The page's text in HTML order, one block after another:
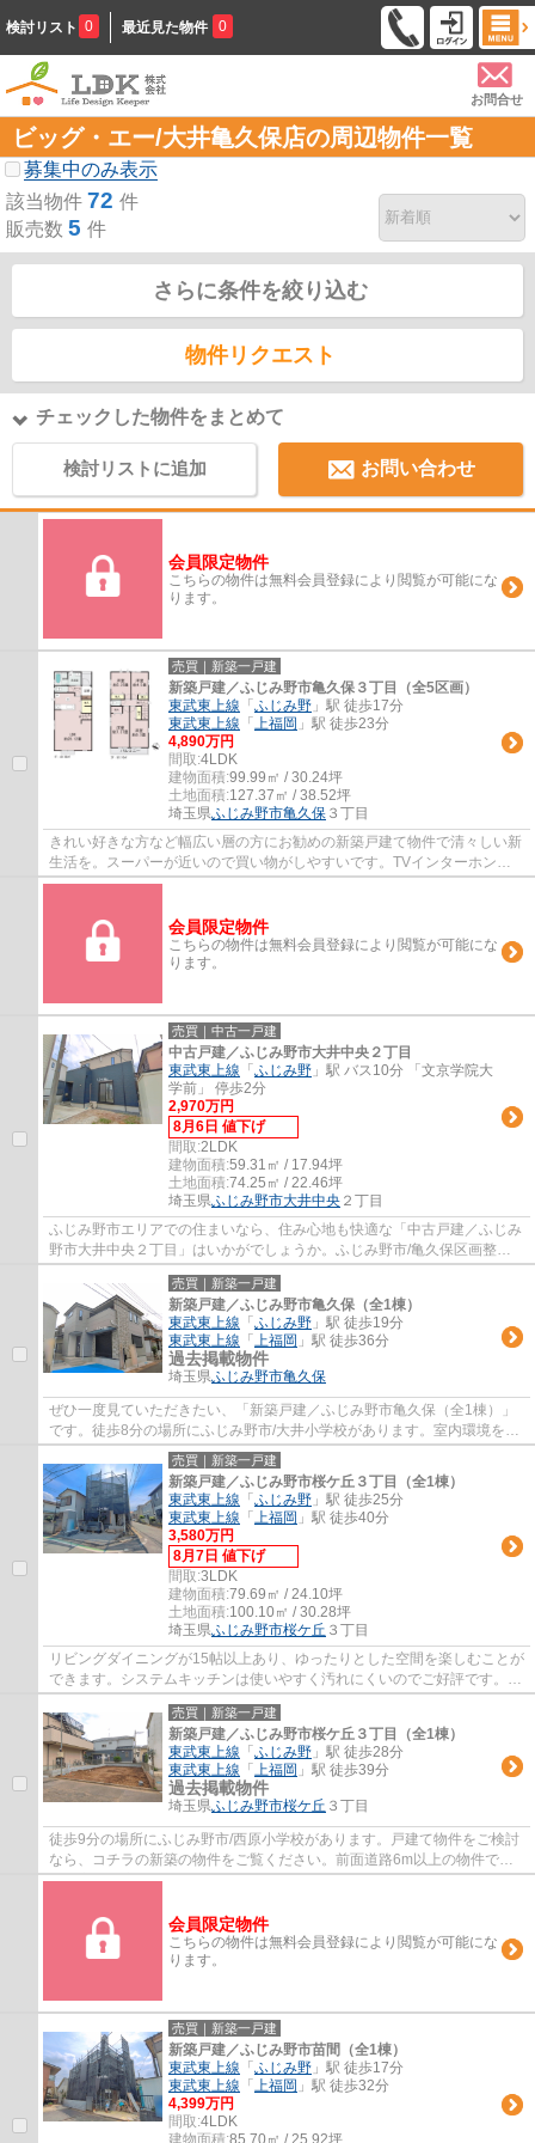
検討リスト 0 最近見た物件 0
お問合せ
ビッグ・エー/大井亀久保店の周辺物件一覧
募集中のみ表示
該当物件 72 件
販売数 5 件
さらに条件を絞り込む
物件リクエスト
チェックした物件をまとめて
検討リストに追加 お問い合わせ
会員限定物件
こちらの物件は無料会員登録により閲覧が可能にな
ります。
売買｜新築一戸建
新築戸建／ふじみ野市亀久保３丁目（全5区画）
東武東上線 「 ふじみ野 」駅 徒歩17分
東武東上線 「 上福岡 」駅 徒歩23分
4,890万円
間取:4LDK
建物面積:99.99㎡ / 30.24坪
土地面積:127.37㎡ / 38.52坪
埼玉県ふじみ野市亀久保 ３丁目
きれい好きな方など幅広い層の方にお勧めの新築戸建て物件で清々しい新
生活を。スーパーが近いので買い物がしやすいです。TVインターホン
で、モニターから来訪者が確認できます。ふじ...
会員限定物件
こちらの物件は無料会員登録により閲覧が可能にな
ります。
売買｜中古一戸建
中古戸建／ふじみ野市大井中央２丁目
東武東上線 「 ふじみ野 」駅 バス10分 「文京学院大
学前」 停歩2分
2,970万円
8月6日 値下げ
間取:2LDK
建物面積:59.31㎡ / 17.94坪
土地面積:74.25㎡ / 22.46坪
埼玉県ふじみ野市大井中央 ２丁目
ふじみ野市エリアでの住まいなら、住み心地も快適な「中古戸建／ふじみ
野市大井中央２丁目」はいかがでしょうか。ふじみ野市/亀久保区画整理
記念公園まで347mです。全居室収納はスペー...
売買｜新築一戸建
新築戸建／ふじみ野市亀久保（全1棟）
東武東上線 「 ふじみ野 」駅 徒歩19分
東武東上線 「 上福岡 」駅 徒歩36分
過去掲載物件
埼玉県ふじみ野市亀久保
ぜひ一度見ていただきたい、「新築戸建／ふじみ野市亀久保（全1棟）」
です。徒歩8分の場所にふじみ野市/大井小学校があります。室内環境を左
右する基礎も、ベタ基礎となっているので安...
売買｜新築一戸建
新築戸建／ふじみ野市桜ケ丘３丁目（全1棟）
東武東上線 「 ふじみ野 」駅 徒歩25分
東武東上線 「 上福岡 」駅 徒歩40分
3,580万円
8月7日 値下げ
間取:3LDK
建物面積:79.69㎡ / 24.10坪
土地面積:100.10㎡ / 30.28坪
埼玉県ふじみ野市桜ケ丘 ３丁目
リビングダイニングが15帖以上あり、ゆったりとした空間を楽しむことが
できます。システムキッチンは使いやすく汚れにくいのでご好評です。ニ
ーズの高い設備である追焚機能が付いてい...
売買｜新築一戸建
新築戸建／ふじみ野市桜ケ丘３丁目（全1棟）
東武東上線 「 ふじみ野 」駅 徒歩28分
東武東上線 「 上福岡 」駅 徒歩39分
過去掲載物件
埼玉県ふじみ野市桜ケ丘 ３丁目
徒歩9分の場所にふじみ野市/西原小学校があります。戸建て物件をご検討
なら、コチラの新築の物件をご覧ください。前面道路6m以上の物件で
す。室内環境を左右する基礎も、ベタ基礎とな...
会員限定物件
こちらの物件は無料会員登録により閲覧が可能にな
ります。
売買｜新築一戸建
新築戸建／ふじみ野市苗間（全1棟）
東武東上線 「 ふじみ野 」駅 徒歩17分
東武東上線 「 上福岡 」駅 徒歩32分
4,399万円
間取:4LDK
建物面積:85.70㎡ / 25.92坪